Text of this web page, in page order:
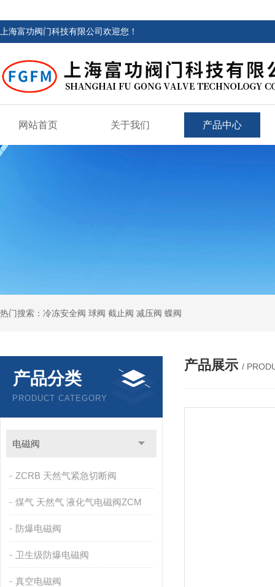
上海富功阀门科技有限公司欢迎您！
网站首页 关于我们 产品中心
热门搜索：冷冻安全阀 球阀 截止阀 减压阀 蝶阀
产品分类
PRODUCT CATEGORY
电磁阀
ZCRB 天然气紧急切断阀
煤气 天然气 液化气电磁阀ZCM
防爆电磁阀
卫生级防爆电磁阀
真空电磁阀
产品展示 /